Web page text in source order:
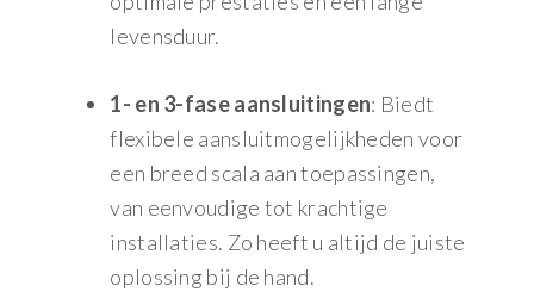
levensduur.
1- en 3-fase aansluitingen: Biedt
flexibele aansluitmogelijkheden voor
een breed scala aan toepassingen,
van eenvoudige tot krachtige
installaties. Zo heeft u altijd de juiste
oplossing bij de hand.